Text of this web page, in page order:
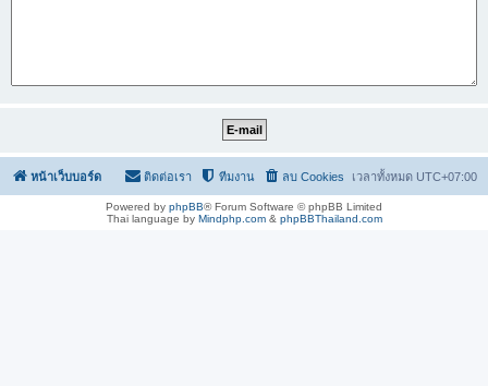
หน้าเว็บบอร์ด เวลาทั้งหมด UTC+07:00
ลบ Cookies
ทีมงาน
ติดต่อเรา
Powered by phpBB® Forum Software © phpBB Limited
Thai language by Mindphp.com& phpBBThailand.com